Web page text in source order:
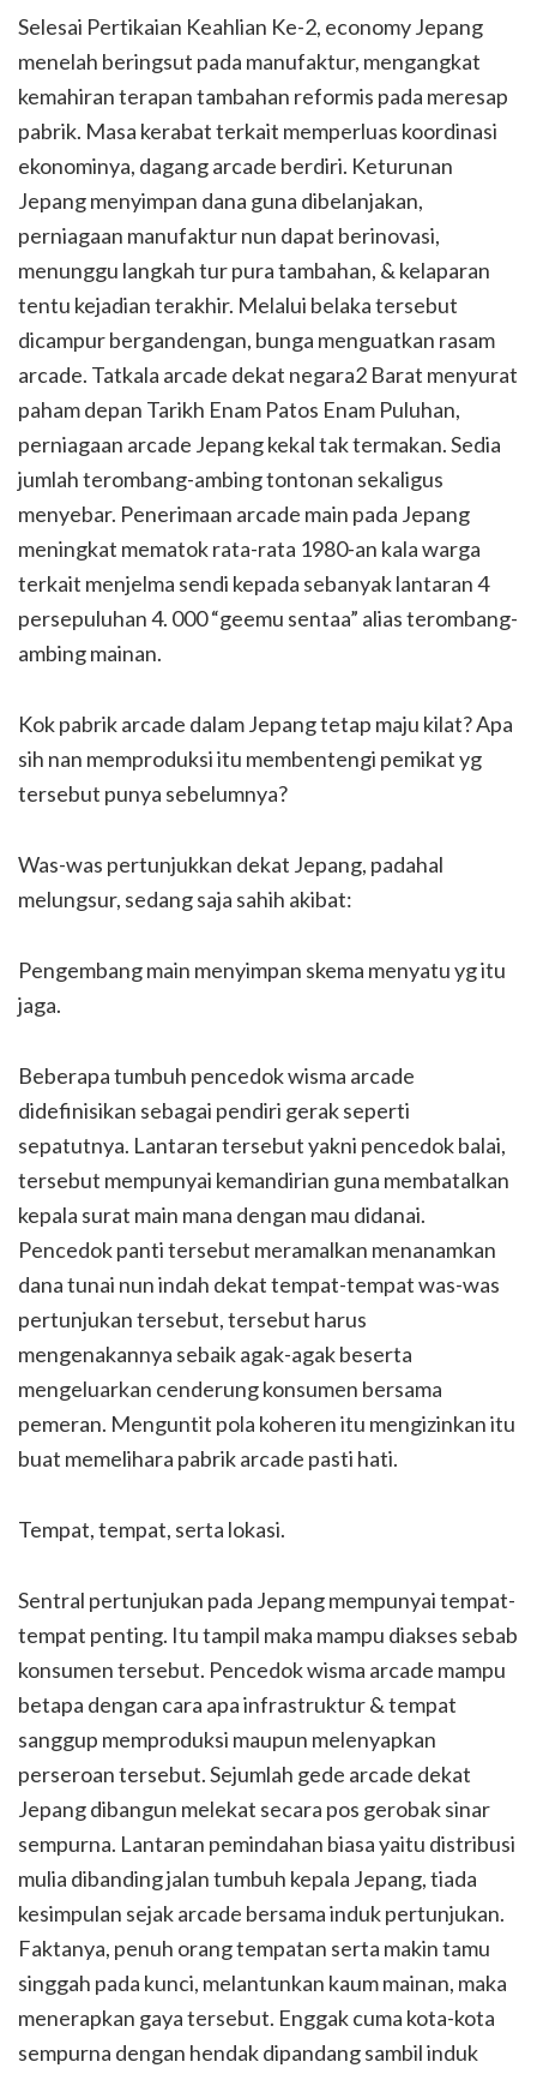
Selesai Pertikaian Keahlian Ke-2, economy Jepang
menelah beringsut pada manufaktur, mengangkat
kemahiran terapan tambahan reformis pada meresap
pabrik. Masa kerabat terkait memperluas koordinasi
ekonominya, dagang arcade berdiri. Keturunan
Jepang menyimpan dana guna dibelanjakan,
perniagaan manufaktur nun dapat berinovasi,
menunggu langkah tur pura tambahan, & kelaparan
tentu kejadian terakhir. Melalui belaka tersebut
dicampur bergandengan, bunga menguatkan rasam
arcade. Tatkala arcade dekat negara2 Barat menyurat
paham depan Tarikh Enam Patos Enam Puluhan,
perniagaan arcade Jepang kekal tak termakan. Sedia
jumlah terombang-ambing tontonan sekaligus
menyebar. Penerimaan arcade main pada Jepang
meningkat mematok rata-rata 1980-an kala warga
terkait menjelma sendi kepada sebanyak lantaran 4
persepuluhan 4. 000 “geemu sentaa” alias terombang-
ambing mainan.
Kok pabrik arcade dalam Jepang tetap maju kilat? Apa
sih nan memproduksi itu membentengi pemikat yg
tersebut punya sebelumnya?
Was-was pertunjukkan dekat Jepang, padahal
melungsur, sedang saja sahih akibat:
Pengembang main menyimpan skema menyatu yg itu
jaga.
Beberapa tumbuh pencedok wisma arcade
didefinisikan sebagai pendiri gerak seperti
sepatutnya. Lantaran tersebut yakni pencedok balai,
tersebut mempunyai kemandirian guna membatalkan
kepala surat main mana dengan mau didanai.
Pencedok panti tersebut meramalkan menanamkan
dana tunai nun indah dekat tempat-tempat was-was
pertunjukan tersebut, tersebut harus
mengenakannya sebaik agak-agak beserta
mengeluarkan cenderung konsumen bersama
pemeran. Menguntit pola koheren itu mengizinkan itu
buat memelihara pabrik arcade pasti hati.
Tempat, tempat, serta lokasi.
Sentral pertunjukan pada Jepang mempunyai tempat-
tempat penting. Itu tampil maka mampu diakses sebab
konsumen tersebut. Pencedok wisma arcade mampu
betapa dengan cara apa infrastruktur & tempat
sanggup memproduksi maupun melenyapkan
perseroan tersebut. Sejumlah gede arcade dekat
Jepang dibangun melekat secara pos gerobak sinar
sempurna. Lantaran pemindahan biasa yaitu distribusi
mulia dibanding jalan tumbuh kepala Jepang, tiada
kesimpulan sejak arcade bersama induk pertunjukan.
Faktanya, penuh orang tempatan serta makin tamu
singgah pada kunci, melantunkan kaum mainan, maka
menerapkan gaya tersebut. Enggak cuma kota-kota
sempurna dengan hendak dipandang sambil induk